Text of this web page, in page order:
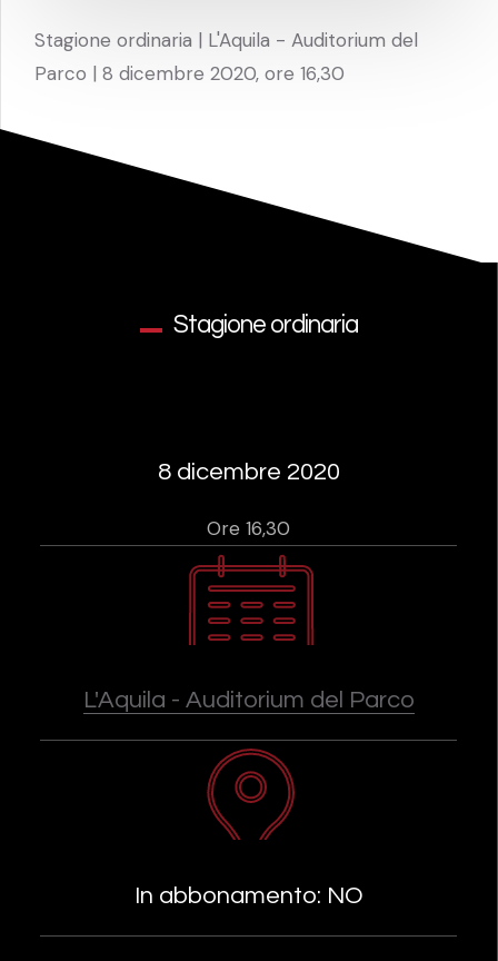
Stagione ordinaria | L'Aquila - Auditorium del
Parco | 8 dicembre 2020, ore 16,30
Stagione ordinaria
8 dicembre 2020
Ore 16,30
L'Aquila - Auditorium del Parco
In abbonamento: NO